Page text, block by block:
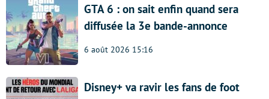
GTA 6 : on sait enfin quand sera
diffusée la 3e bande-annonce
6 août 2026 15:16
Disney+ va ravir les fans de foot